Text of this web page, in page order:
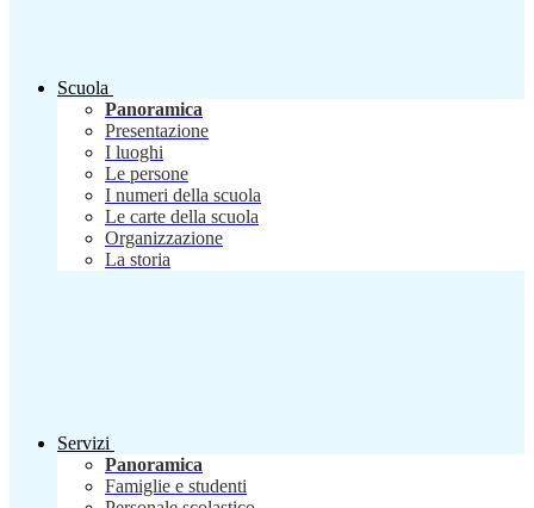
Scuola
Panoramica
Presentazione
I luoghi
Le persone
I numeri della scuola
Le carte della scuola
Organizzazione
La storia
Servizi
Panoramica
Famiglie e studenti